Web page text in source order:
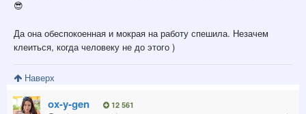
😎
Да она обеспокоенная и мокрая на работу спешила. Незачем
клеиться, когда человеку не до этого )
Наверх
ox-y-gen 12 561